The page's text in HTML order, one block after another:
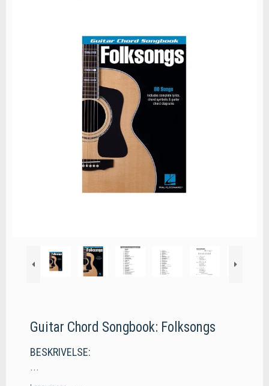
Guitar Chord Songbook: Folksongs
BESKRIVELSE:
...